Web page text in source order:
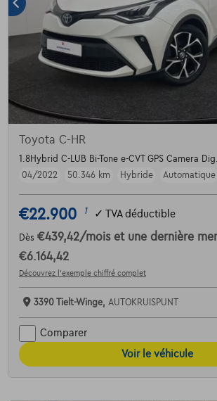
Toyota C-HR
1.8Hybrid C-LUB Bi-Tone e-CVT GPS Camera
04/2022
50.346 km Hybride Automatique
€22.900 1 ✓ TVA déductible
Dès €439,42/mois et une dernière
€6.164,42
Découvrez l’exemple chiffré complet
3390 Tielt-Winge, AUTOKRUISPUNT
Comparer
Voir le véhicule